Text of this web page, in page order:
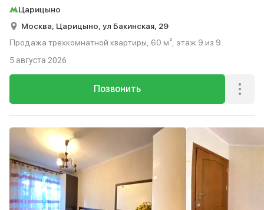
Царицыно
Москва, Царицыно, ул Бакинская, 29
Продажа трехкомнатной квартиры, 60 м², этаж 9 из 9.
Позвонить
5 августа 2026